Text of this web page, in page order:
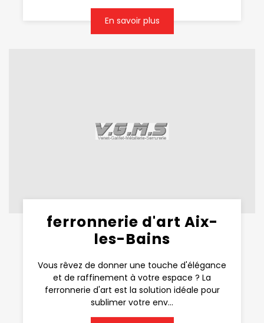
En savoir plus
ferronnerie d'art Aix-
les-Bains
Vous rêvez de donner une touche d'élégance
et de raffinement à votre espace ? La
ferronnerie d'art est la solution idéale pour
sublimer votre env...